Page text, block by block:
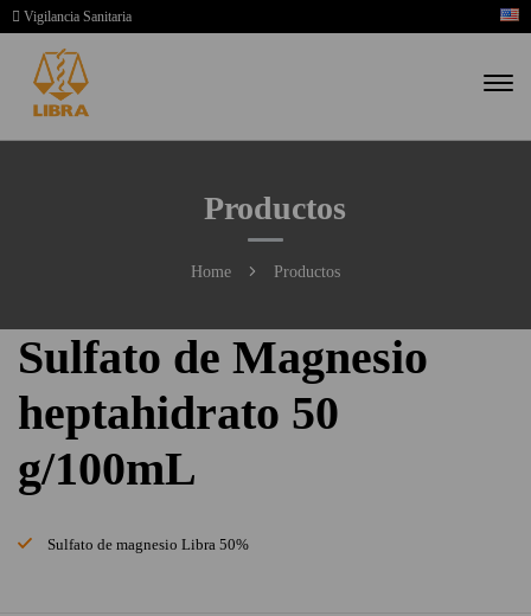
Vigilancia Sanitaria
Productos
Home Productos
Sulfato de Magnesio
heptahidrato 50
g/100mL
Sulfato de magnesio Libra 50%